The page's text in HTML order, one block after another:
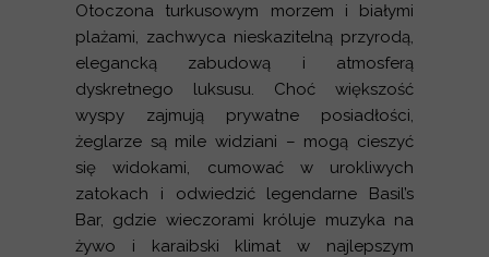
Otoczona turkusowym morzem i białymi
plażami, zachwyca nieskazitelną przyrodą,
elegancką zabudową i atmosferą
dyskretnego luksusu. Choć większość
wyspy zajmują prywatne posiadłości,
żeglarze są mile widziani – mogą cieszyć
się widokami, cumować w urokliwych
zatokach i odwiedzić legendarne Basil’s
Bar, gdzie wieczorami króluje muzyka na
żywo i karaibski klimat w najlepszym